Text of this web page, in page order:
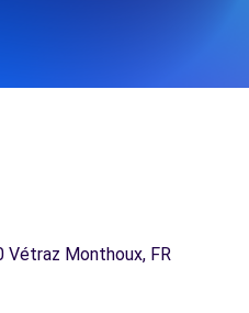
Vétraz Monthoux, FR